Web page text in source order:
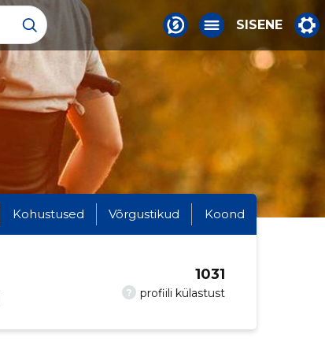
SISENE
Kohustused Võrgustikud Koond
? profiili külastust
1031